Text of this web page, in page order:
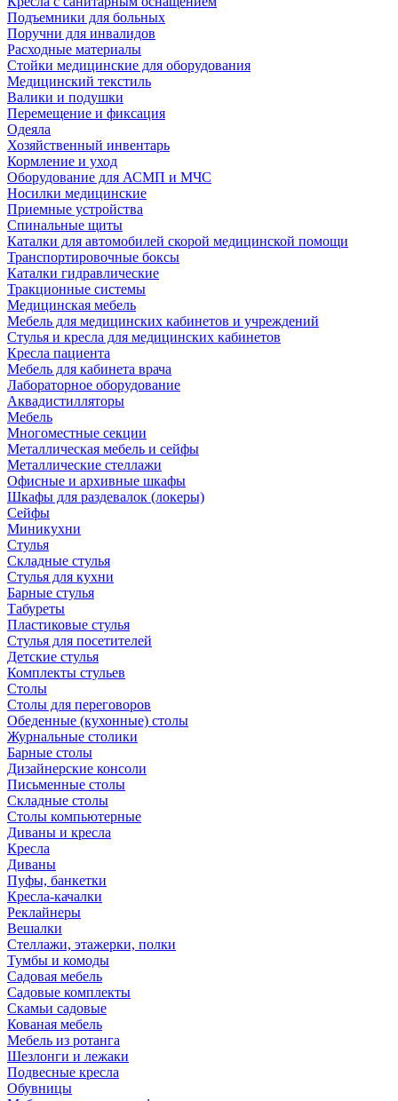
Подъемники для больных
Поручни для инвалидов
Расходные материалы
Стойки медицинские для оборудования
Медицинский текстиль
Валики и подушки
Перемещение и фиксация
Одеяла
Хозяйственный инвентарь
Кормление и уход
Оборудование для АСМП и МЧС
Носилки медицинские
Приемные устройства
Спинальные щиты
Каталки для автомобилей скорой медицинской помощи
Транспортировочные боксы
Каталки гидравлические
Тракционные системы
Медицинская мебель
Мебель для медицинских кабинетов и учреждений
Стулья и кресла для медицинских кабинетов
Кресла пациента
Мебель для кабинета врача
Лабораторное оборудование
Аквадистилляторы
Мебель
Многоместные секции
Металлическая мебель и сейфы
Металлические стеллажи
Офисные и архивные шкафы
Шкафы для раздевалок (локеры)
Сейфы
Миникухни
Стулья
Складные стулья
Стулья для кухни
Барные стулья
Табуреты
Пластиковые стулья
Стулья для посетителей
Детские стулья
Комплекты стульев
Столы
Столы для переговоров
Обеденные (кухонные) столы
Журнальные столики
Барные столы
Дизайнерские консоли
Письменные столы
Складные столы
Столы компьютерные
Диваны и кресла
Кресла
Диваны
Пуфы, банкетки
Кресла-качалки
Реклайнеры
Вешалки
Стеллажи, этажерки, полки
Тумбы и комоды
Садовая мебель
Садовые комплекты
Скамьи садовые
Кованая мебель
Мебель из ротанга
Шезлонги и лежаки
Подвесные кресла
Обувницы